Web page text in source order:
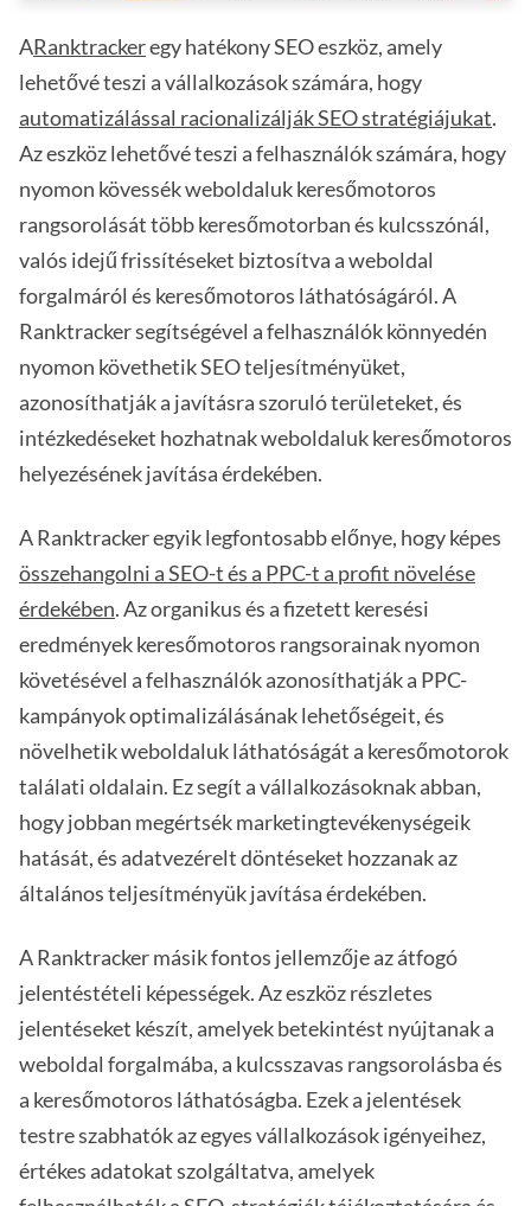
ARanktrackeregy hatékony SEO eszköz, amely
lehetővé teszi a vállalkozások számára, hogy
automatizálással racionalizálják SEO stratégiájukat.
Az eszköz lehetővé teszi a felhasználók számára, hogy
nyomon kövessék weboldaluk keresőmotoros
rangsorolását több keresőmotorban és kulcsszónál,
valós idejű frissítéseket biztosítva a weboldal
forgalmáról és keresőmotoros láthatóságáról. A
Ranktracker segítségével a felhasználók könnyedén
nyomon követhetik SEO teljesítményüket,
azonosíthatják a javításra szoruló területeket, és
intézkedéseket hozhatnak weboldaluk keresőmotoros
helyezésének javítása érdekében.
A Ranktracker egyik legfontosabb előnye, hogy képes
összehangolni a SEO-t és a PPC-t a profit növelése
érdekében. Az organikus és a fizetett keresési
eredmények keresőmotoros rangsorainak nyomon
követésével a felhasználók azonosíthatják a PPC-
kampányok optimalizálásának lehetőségeit, és
növelhetik weboldaluk láthatóságát a keresőmotorok
találati oldalain. Ez segít a vállalkozásoknak abban,
hogy jobban megértsék marketingtevékenységeik
hatását, és adatvezérelt döntéseket hozzanak az
általános teljesítményük javítása érdekében.
A Ranktracker másik fontos jellemzője az átfogó
jelentéstételi képességek. Az eszköz részletes
jelentéseket készít, amelyek betekintést nyújtanak a
weboldal forgalmába, a kulcsszavas rangsorolásba és
a keresőmotoros láthatóságba. Ezek a jelentések
testre szabhatók az egyes vállalkozások igényeihez,
értékes adatokat szolgáltatva, amelyek